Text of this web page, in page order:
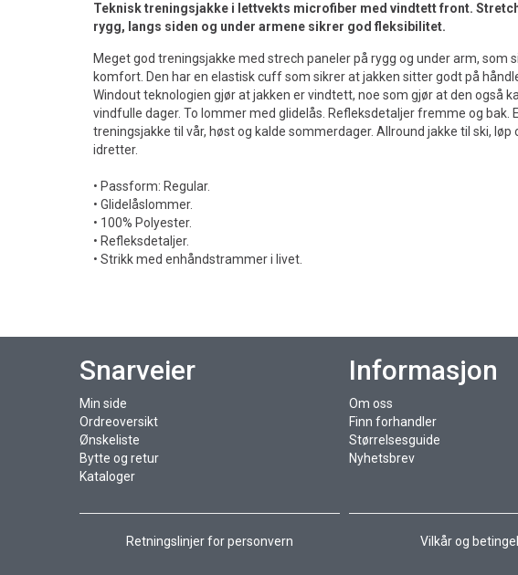
Teknisk treningsjakke i lettvekts microfiber med vindtett front.
rygg, langs siden og under armene sikrer god fleksibilitet.
Meget god treningsjakke med strech paneler på rygg og under arm, som
komfort. Den har en elastisk cuff som sikrer at jakken sitter godt på
Windout teknologien gjør at jakken er vindtett, noe som gjør at den også
vindfulle dager. To lommer med glidelås. Refleksdetaljer fremme og bak.
treningsjakke til vår, høst og kalde sommerdager. Allround jakke til ski, løp
idretter.
• Passform: Regular.
• Glidelåslommer.
• 100% Polyester.
• Refleksdetaljer.
• Strikk med enhåndstrammer i livet.
Snarveier
Min side
Ordreoversikt
Ønskeliste
Bytte og retur
Kataloger
Informasjon
Om oss
Finn forhandler
Størrelsesguide
Nyhetsbrev
Retningslinjer for personvern Vilkår og